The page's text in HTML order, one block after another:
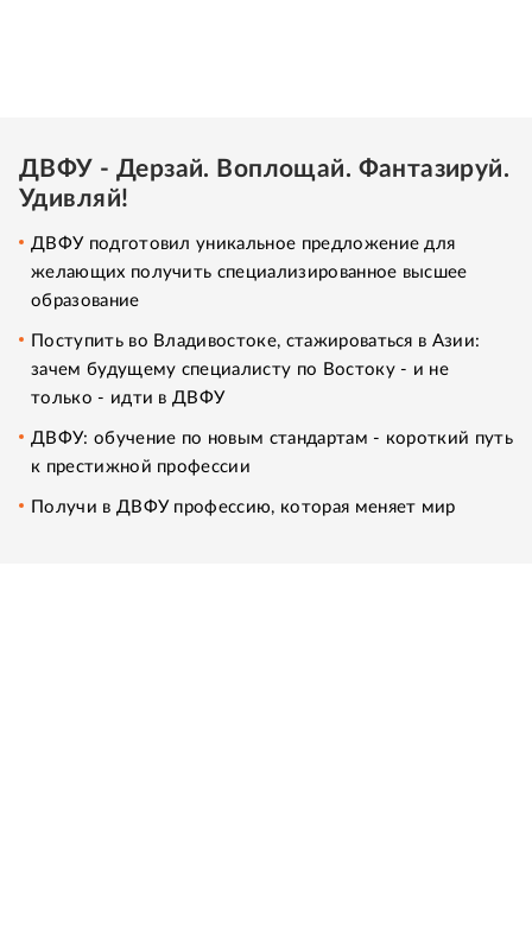
ДВФУ - Дерзай. Воплощай. Фантазируй.
Удивляй!
ДВФУ подготовил уникальное предложение для
желающих получить специализированное высшее
образование
Поступить во Владивостоке, стажироваться в Азии:
зачем будущему специалисту по Востоку - и не
только - идти в ДВФУ
ДВФУ: обучение по новым стандартам - короткий путь
к престижной профессии
Получи в ДВФУ профессию, которая меняет мир